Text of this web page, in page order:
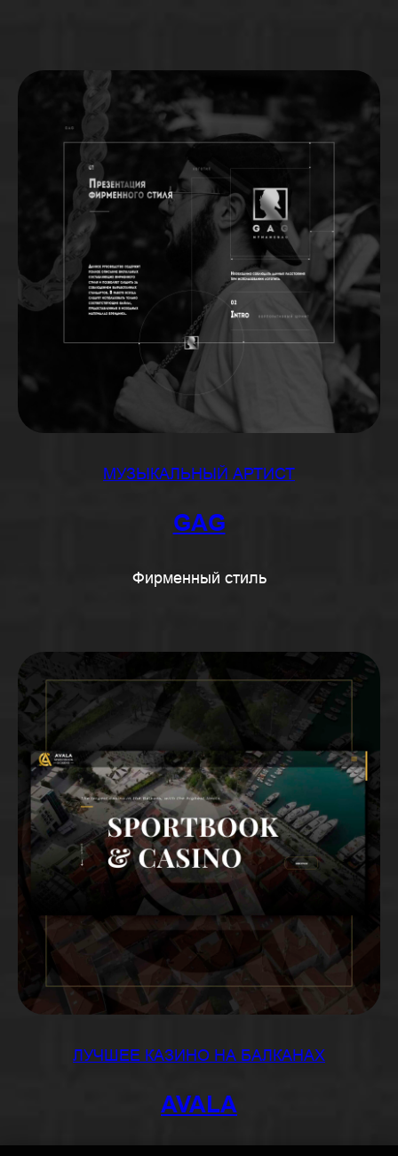
МУЗЫКАЛЬНЫЙ АРТИСТ
GAG
Фирменный стиль
ЛУЧШЕЕ КАЗИНО НА БАЛКАНАХ
AVALA